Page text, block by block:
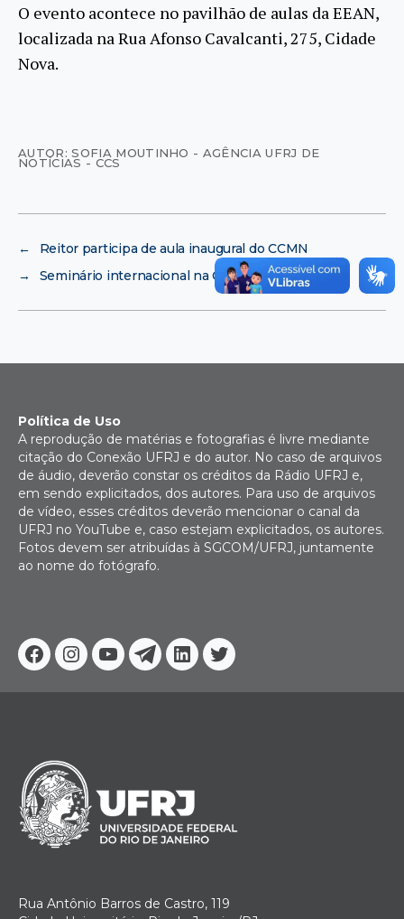
O evento acontece no pavilhão de aulas da EEAN,
localizada na Rua Afonso Cavalcanti, 275, Cidade
Nova.
AUTOR: SOFIA MOUTINHO - AGÊNCIA UFRJ DE
NOTÍCIAS - CCS
←
Reitor participa de aula inaugural do CCMN
→
Seminário internacional na CPRM
Facebook
Instagram
YoutubeTelegram
Linkedin
Twitter
Política de Uso
A reprodução de matérias e fotografias é livre mediante
citação do Conexão UFRJ e do autor. No caso de arquivos
de áudio, deverão constar os créditos da Rádio UFRJ e,
em sendo explicitados, dos autores. Para uso de arquivos
de vídeo, esses créditos deverão mencionar o canal da
UFRJ no YouTube e, caso estejam explicitados, os autores.
Fotos devem ser atribuídas à SGCOM/UFRJ, juntamente
ao nome do fotógrafo.
Rua Antônio Barros de Castro, 119